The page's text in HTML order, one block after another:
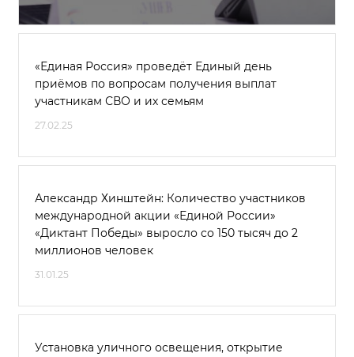
«Единая Россия» проведёт Единый день
приёмов по вопросам получения выплат
участникам СВО и их семьям
27.02.25
Александр Хинштейн: Количество участников
международной акции «Единой России»
«Диктант Победы» выросло со 150 тысяч до 2
миллионов человек
31.01.25
Установка уличного освещения, открытие